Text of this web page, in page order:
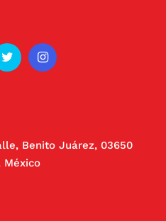
Benito Juárez, 03650
México